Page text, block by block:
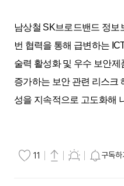
남상철 SK브로드밴드 정보
번 협력을 통해 급변하는
술력 활성화 및 우수 보안제
증가하는 보안 관련 리스크
성을 지속적으로 고도화해
11 구독하